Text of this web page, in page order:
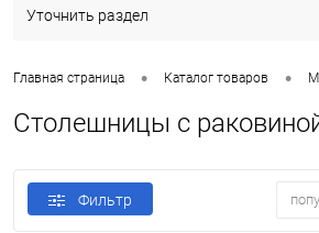
Уточнить раздел
Главная страница • Каталог товаров •
Столешницы с
Фильтр